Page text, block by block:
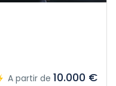
A partir de 10.000 €